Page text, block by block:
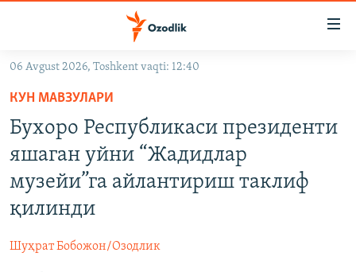
Асосий
навигацияга
ўтинг
Қидиришга
ўтинг
OZODARXIV
На русском
06 Avgust 2026, Toshkent vaqti: 12:40
КУН МАВЗУЛАРИ
Бухоро Республикаси президенти
яшаган уйни “Жадидлар
музейи”га айлантириш таклиф
қилинди
Шуҳрат Бобожон/Озодлик